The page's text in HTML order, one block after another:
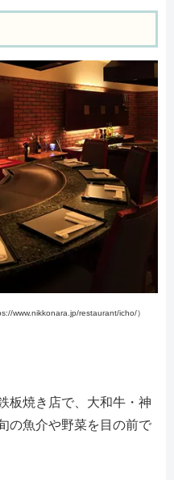
www.nikkonara.jp/restaurant/icho/）
板焼き店で、大和牛・神
の魚介や野菜を目の前で